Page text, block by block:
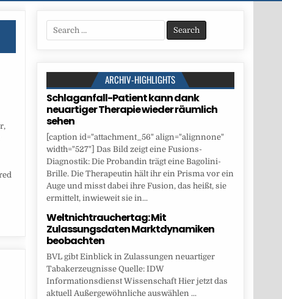
Search
for:
ARCHIV-HIGHLIGHTS
Schlaganfall-Patient kann dank
neuartiger Therapie wieder räumlich
sehen
[caption id="attachment_56" align="alignnone"
width="527"] Das Bild zeigt eine Fusions-
Diagnostik: Die Probandin trägt eine Bagolini-
Brille. Die Therapeutin hält ihr ein Prisma vor ein
Auge und misst dabei ihre Fusion, das heißt, sie
ermittelt, inwieweit sie in...
Weltnichtrauchertag: Mit
Zulassungsdaten Marktdynamiken
beobachten
BVL gibt Einblick in Zulassungen neuartiger
Tabakerzeugnisse Quelle: IDW
Informationsdienst Wissenschaft Hier jetzt das
aktuell Außergewöhnliche auswählen ...